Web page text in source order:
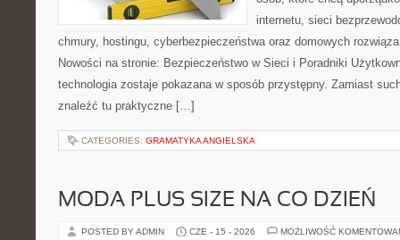
internetu, sieci
chmury, hostingu, cyberbezpieczeństwa oraz domowych
Nowości na stronie: Bezpieczeństwo w Sieci i Poradniki
technologia zostaje pokazana w sposób przystępny. Zamiast
znaleźć tu praktyczne […]
CATEGORIES: GRAMATYKA ANGIELSKA
MODA PLUS SIZE NA CO DZIEŃ
POSTED BY ADMIN CZE - 15 - 2026 MOŻLIWOŚĆ